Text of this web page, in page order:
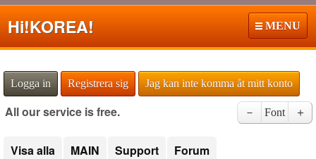
Hi!KOREA! MENU
Logga in Registrera sig Jag kan inte komma åt mitt konto
All our service is free. － Font ＋
Visa alla MAIN Support Forum